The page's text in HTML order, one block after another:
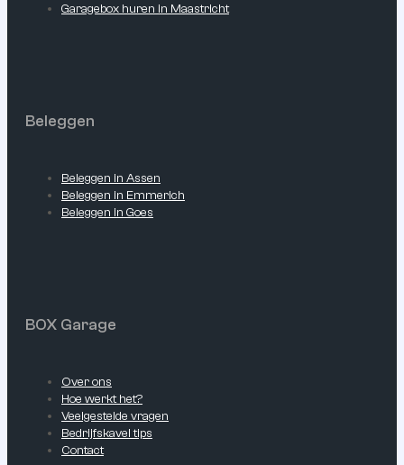
Garagebox huren in Maastricht
Beleggen
Beleggen in Assen
Beleggen in Emmerich
Beleggen in Goes
BOX Garage
Over ons
Hoe werkt het?
Veelgestelde vragen
Bedrijfskavel tips
Contact